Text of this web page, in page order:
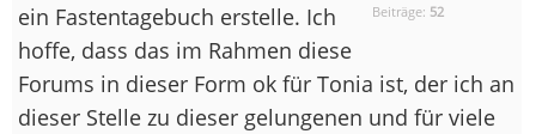
Beiträge: 52
ein Fastentagebuch erstelle. Ich
hoffe, dass das im Rahmen diese
Forums in dieser Form ok für Tonia ist, der ich an
dieser Stelle zu dieser gelungenen und für viele